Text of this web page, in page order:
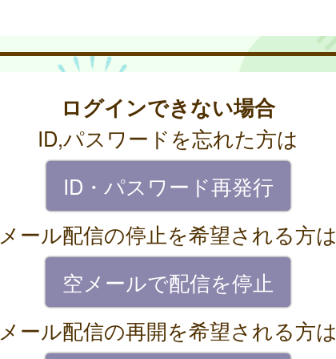
ログインできない場合
ID,パスワードを忘れた方は
ID・パスワード再発行
メール配信の停止を希望される方は
空メールで配信を停止
メール配信の再開を希望される方は